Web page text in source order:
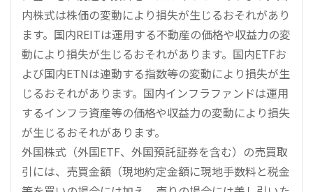
内株式は株価の変動により損失が生じるおそれがあり
ます。国内REITは運用する不動産の価格や収益力の変
動により損失が生じるおそれがあります。国内ETFお
よび国内ETNは連動する指数等の変動により損失が生
じるおそれがあります。国内インフラファンドは運用
するインフラ資産等の価格や収益力の変動により損失
が生じるおそれがあります。
外国株式（外国ETF、外国預託証券を含む）の売買取
引には、売買金額（現地約定金額に現地手数料と税金